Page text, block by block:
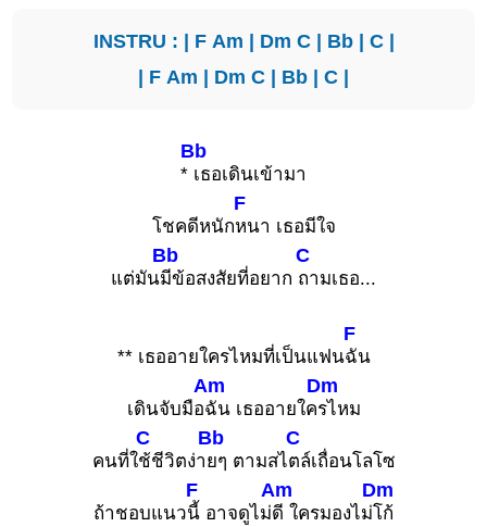
INSTRU : | F Am | Dm C| Bb| C|
| F Am | Dm C | Bb | C |
*
Bb
เธอเดินเข้ามา
โชคดีหนัก
F
หนา เธอมีใจ
แต่มัน
Bb
มีข้อสงสัยที่อยาก
C
ถามเธอ...
** เธออายใครไหมที่เป็นแฟน
F
ฉัน
เดินจับมือ
Am
ฉัน เธออายใค
Dm
รไหม
คนที่ใ
C
ช้ชีวิตง่า
Bb
ยๆ ตามสไ
C
ตล์เถื่อนโลโซ
ถ้าชอบแนว
F
นี้ อาจดูไม่
Am
ดี ใครมองไม่
Dm
โก้